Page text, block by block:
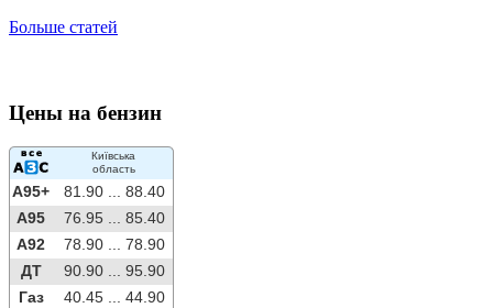
Больше статей
Цены на бензин
Київська
область
A95+ 81.90 ...
88.40
A95
76.95 ...
85.40
A92
78.90 ...
78.90
ДТ
90.90 ...
95.90
Газ
40.45 ... 44.90